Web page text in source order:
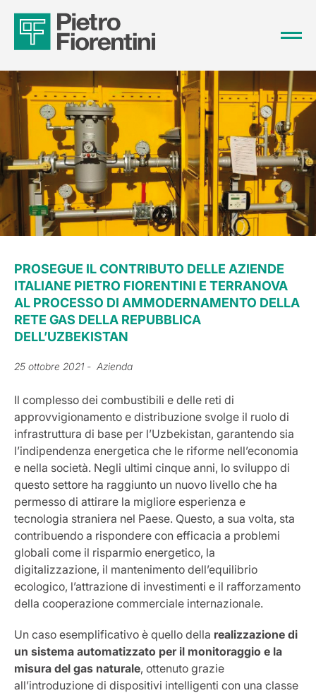
PROSEGUE IL CONTRIBUTO DELLE AZIENDE
ITALIANE PIETRO FIORENTINI E TERRANOVA
AL PROCESSO DI AMMODERNAMENTO DELLA
RETE GAS DELLA REPUBBLICA
DELL’UZBEKISTAN
25 ottobre 2021 - Azienda
Il complesso dei combustibili e delle reti di
approvvigionamento e distribuzione svolge il ruolo di
infrastruttura di base per l’Uzbekistan, garantendo sia
l’indipendenza energetica che le riforme nell’economia
e nella società. Negli ultimi cinque anni, lo sviluppo di
questo settore ha raggiunto un nuovo livello che ha
permesso di attirare la migliore esperienza e
tecnologia straniera nel Paese. Questo, a sua volta, sta
contribuendo a rispondere con efficacia a problemi
globali come il risparmio energetico, la
digitalizzazione, il mantenimento dell’equilibrio
ecologico, l’attrazione di investimenti e il rafforzamento
della cooperazione commerciale internazionale.
Un caso esemplificativo è quello della realizzazione di
un sistema automatizzato per il monitoraggio e la
misura del gas naturale, ottenuto grazie
all’introduzione di dispositivi intelligenti con una classe